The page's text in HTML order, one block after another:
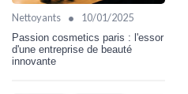
Nettoyants • 10/01/2025
Passion cosmetics paris : l'essor
d'une entreprise de beauté
innovante